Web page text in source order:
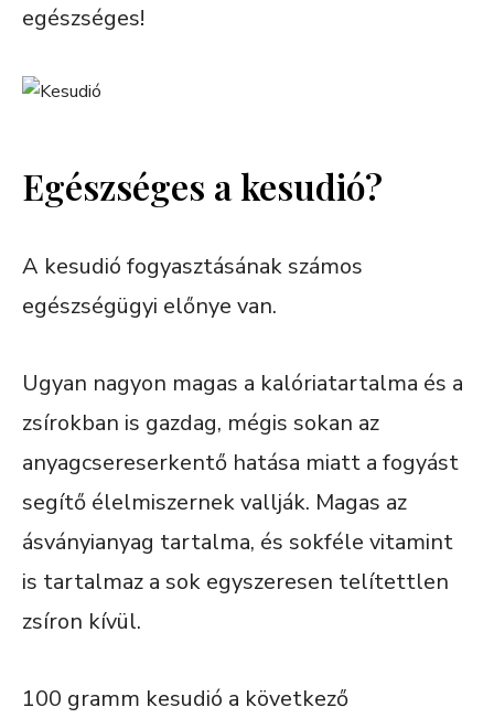
egészséges!
Egészséges a kesudió?
A kesudió fogyasztásának számos
egészségügyi előnye van.
Ugyan nagyon magas a kalóriatartalma és a
zsírokban is gazdag, mégis sokan az
anyagcsereserkentő hatása miatt a fogyást
segítő élelmiszernek vallják. Magas az
ásványianyag tartalma, és sokféle vitamint
is tartalmaz a sok egyszeresen telítettlen
zsíron kívül.
100 gramm kesudió a következő